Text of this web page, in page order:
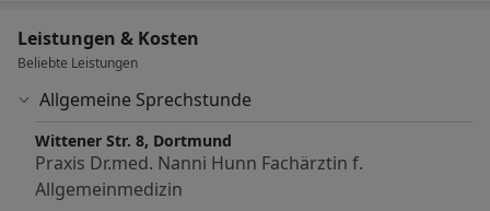
Leistungen & Kosten
Beliebte Leistungen
Allgemeine Sprechstunde
Wittener Str. 8, Dortmund
Praxis Dr.med. Nanni Hunn Fachärztin f.
Allgemeinmedizin